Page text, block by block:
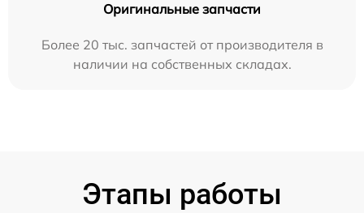
Оригинальные запчасти
Более 20 тыс. запчастей от производителя в
наличии на собственных складах.
Этапы работы